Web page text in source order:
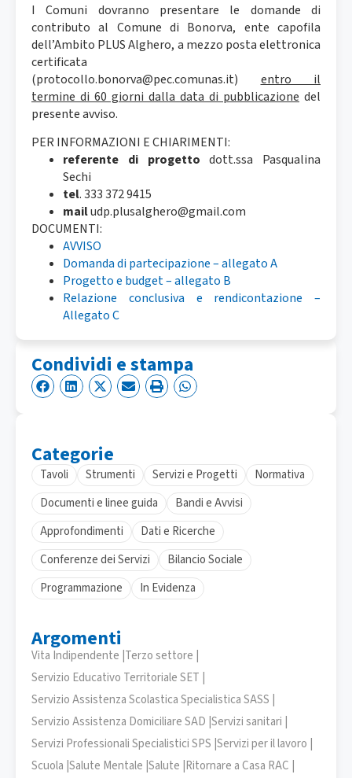
Condividi e stampa
Categorie
Tavoli Strumenti Servizi e Progetti
Normativa
Documenti e linee guida
Bandi e Avvisi
Approfondimenti
Dati e Ricerche
Conferenze dei Servizi
Bilancio Sociale
Programmazione
In Evidenza
Argomenti
Vita Indipendente |Terzo settore |
Servizio Educativo Territoriale SET |
Servizio Assistenza Scolastica Specialistica SASS |
Servizio Assistenza Domiciliare SAD |Servizi sanitari |
Servizi Professionali Specialistici SPS |Servizi per il lavoro |
Scuola |Salute Mentale |Salute |Ritornare a Casa RAC |
I Comuni dovranno presentare le domande di
contributo al Comune di Bonorva, ente capofila
dell’Ambito PLUS Alghero, a mezzo posta elettronica
certificata
(protocollo.bonorva@pec.comunas.it) entro il
termine di 60 giorni dalla data di pubblicazione del
presente avviso.
PER INFORMAZIONI E CHIARIMENTI:
referente di progetto dott.ssa Pasqualina
Sechi
tel. 333 372 9415
mailudp.plusalghero@gmail.com
DOCUMENTI:
AVVISO
Domanda di partecipazione – allegato A
Progetto e budget – allegato B
Relazione conclusiva e rendicontazione –
Allegato C